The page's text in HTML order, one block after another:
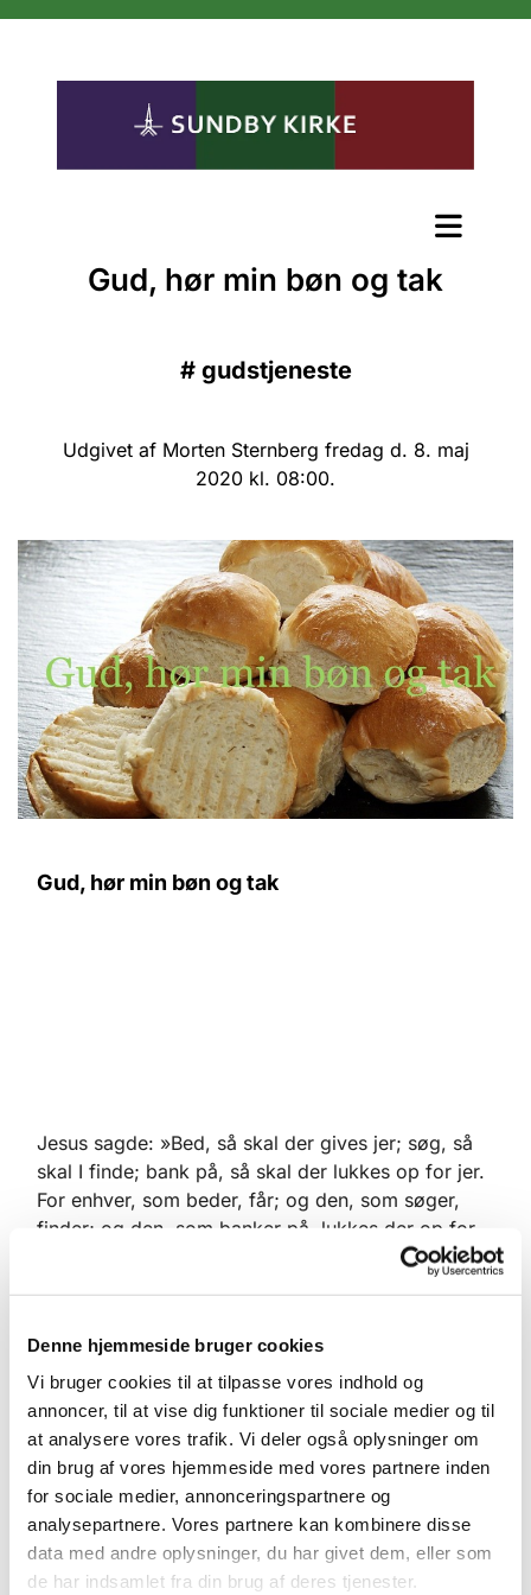
Denne hjemmeside bruger cookies
Vi bruger cookies til at tilpasse vores indhold og
annoncer, til at vise dig funktioner til sociale medier og til
at analysere vores trafik. Vi deler også oplysninger om
din brug af vores hjemmeside med vores partnere inden
for sociale medier, annonceringspartnere og
analysepartnere. Vores partnere kan kombinere disse
data med andre oplysninger, du har givet dem, eller som
de har indsamlet fra din brug af deres tjenester.
Gud, hør min bøn og tak
# gudstjeneste
Udgivet af Morten Sternberg fredag d. 8. maj
2020 kl. 08:00.
Gud, hør min bøn og tak
Jesus sagde: »Bed, så skal der gives jer; søg, så
skal I finde; bank på, så skal der lukkes op for jer.
For enhver, som beder, får; og den, som søger,
finder; og den, som banker på, lukkes der op for.
Eller hvem af jer vil give sin søn en sten, når han
give jeres børn gode gaver, hvor meget snarere vil
så ikke jeres fader, som er i himlene, give gode
gaver til dem, der beder ham! Derfor: Alt, hvad I
vil, at mennesker skal gøre mod jer, det skal I også
gøre mod dem.«
Matthæusevangeliet 7,7-12